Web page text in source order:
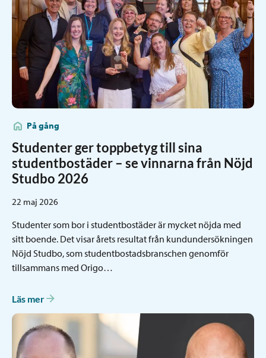
På gång
Studenter ger toppbetyg till sina
studentbostäder – se vinnarna från Nöjd
Studbo 2026
22 maj 2026
Studenter som bor i studentbostäder är mycket nöjda med
sitt boende. Det visar årets resultat från kundundersökningen
Nöjd Studbo, som studentbostadsbranschen genomför
tillsammans med Origo…
Läs mer